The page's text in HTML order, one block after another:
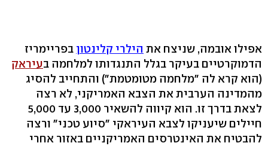
אפילו אובמה, שניצח את הילרי קלינטון בפריימריז
הדמוקרטיים בעיקר בגלל התנגדותו למלחמה בעיראק
(הוא קרא לה "מלחמה מטומטמת") והתחייב להסיג
מהמדינה הערבית את הצבא האמריקני, לא רצה
לצאת בדרך זו. הוא קיווה להשאיר 3,000 עד 5,000
חיילים שיעניקו לצבא העיראקי "סיוע טכני" ורצה
להבטיח את האינטרסים האמריקניים באזור אחרי